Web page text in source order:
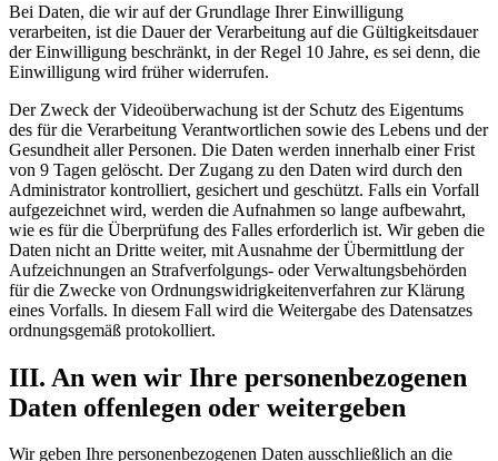
Bei Daten, die wir auf der Grundlage Ihrer Einwilligung
verarbeiten, ist die Dauer der Verarbeitung auf die Gültigkeitsdauer
der Einwilligung beschränkt, in der Regel 10 Jahre, es sei denn, die
Einwilligung wird früher widerrufen.
Der Zweck der Videoüberwachung ist der Schutz des Eigentums
des für die Verarbeitung Verantwortlichen sowie des Lebens und der
Gesundheit aller Personen. Die Daten werden innerhalb einer Frist
von 9 Tagen gelöscht. Der Zugang zu den Daten wird durch den
Administrator kontrolliert, gesichert und geschützt. Falls ein Vorfall
aufgezeichnet wird, werden die Aufnahmen so lange aufbewahrt,
wie es für die Überprüfung des Falles erforderlich ist. Wir geben die
Daten nicht an Dritte weiter, mit Ausnahme der Übermittlung der
Aufzeichnungen an Strafverfolgungs- oder Verwaltungsbehörden
für die Zwecke von Ordnungswidrigkeitenverfahren zur Klärung
eines Vorfalls. In diesem Fall wird die Weitergabe des Datensatzes
ordnungsgemäß protokolliert.
III. An wen wir Ihre personenbezogenen
Daten offenlegen oder weitergeben
Wir geben Ihre personenbezogenen Daten ausschließlich an die